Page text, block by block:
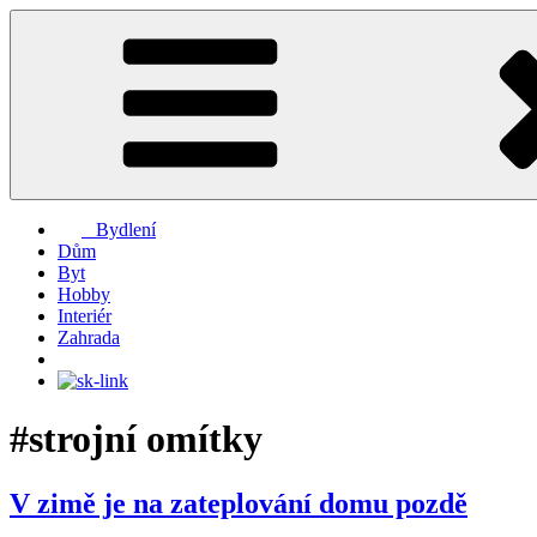
Přejít
Bydlení
Dům
Byt
Hobby
Interiér
Zahrada
#strojní omítky
V zimě je na zateplování domu pozdě